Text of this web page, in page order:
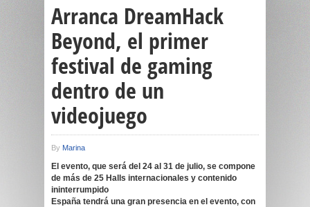
Arranca DreamHack
Beyond, el primer
festival de gaming
dentro de un
videojuego
By Marina
El evento, que será del 24 al 31 de julio, se compone
de más de 25 Halls internacionales y contenido
ininterrumpido
España tendrá una gran presencia en el evento, con